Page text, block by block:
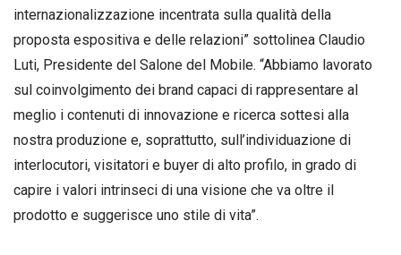
internazionalizzazione incentrata sulla qualità della
proposta espositiva e delle relazioni” sottolinea Claudio
Luti, Presidente del Salone del Mobile. “Abbiamo lavorato
sul coinvolgimento dei brand capaci di rappresentare al
meglio i contenuti di innovazione e ricerca sottesi alla
nostra produzione e, soprattutto, sull’individuazione di
interlocutori, visitatori e buyer di alto profilo, in grado di
capire i valori intrinseci di una visione che va oltre il
prodotto e suggerisce uno stile di vita”.